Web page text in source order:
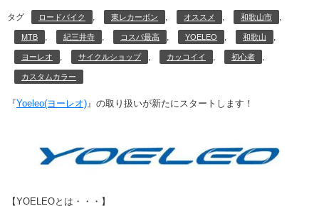
タグ ロードバイク , 東レカーボン , オススメ , 和歌山市 ,
MTB , 紀三井寺 , コスパ最高 , YOELEO , 和歌山 ,
ヨーレオ , サイクルショップ , カッコイイ , 初心者 ,
カスタムカラー
『Yoeleo(ヨーレオ)』の取り扱いが新たにスタートします！
【YOELEOとは・・・】